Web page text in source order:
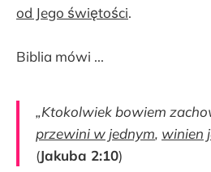
od Jego świętości.
Biblia mówi ...
„Ktokolwiek bowiem
przewini w jednym, winien
(Jakuba 2:10)